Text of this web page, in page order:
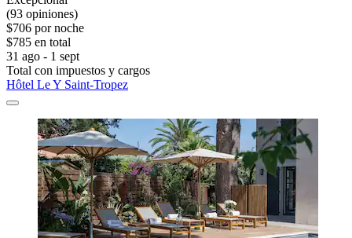
(93 opiniones)
$706 por noche
$785 en total
31 ago - 1 sept
Total con impuestos y cargos
Hôtel Le Y Saint-Tropez